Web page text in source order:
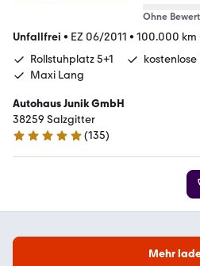
Ohne
Unfallfrei • EZ 06/2011 • 100.000 km
Rollstuhplatz 5+1
Maxi Lang
Autohaus Junik GmbH
38259 Salzgitter
4.9 Sterne
(135)
Mehr